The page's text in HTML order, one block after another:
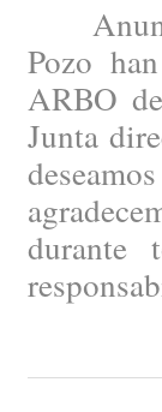
Pozo
ARBO
Junta
durante